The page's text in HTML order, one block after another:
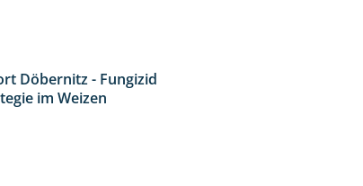
Döbernitz - Fungizid
im Weizen